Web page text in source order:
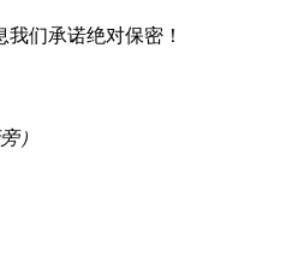
们承诺绝对保密！
）